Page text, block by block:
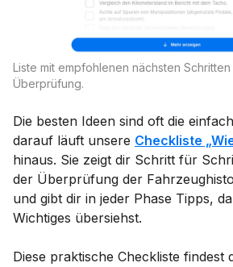
Liste mit empfohlenen nächsten
Überprüfung.
Die besten Ideen sind oft die
darauf läuft unsere Checkliste
hinaus. Sie zeigt dir Schritt für
der Überprüfung der
und gibt dir in jeder Phase Tipps,
Wichtiges übersiehst.
Diese praktische Checkliste findest